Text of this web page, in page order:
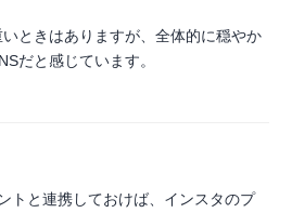
ときはありますが、全体的に穏やか
だと感じています。
トと連携しておけば、インスタのプ